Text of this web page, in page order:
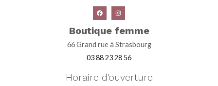
Boutique femme
66 Grand rue à Strasbourg
03 88 23 28 56
Horaire d'ouverture